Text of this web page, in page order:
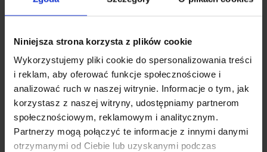
Niniejsza strona korzysta z plików cookie
Wykorzystujemy pliki cookie do spersonalizowania treści
i reklam, aby oferować funkcje społecznościowe i
analizować ruch w naszej witrynie. Informacje o tym, jak
korzystasz z naszej witryny, udostępniamy partnerom
społecznościowym, reklamowym i analitycznym.
Partnerzy mogą połączyć te informacje z innymi danymi
otrzymanymi od Ciebie lub uzyskanymi podczas
Przyjmowanie kolagenu rybiegoprzez 3
miesiące pozytywnie wpływa na wygląd Twoich
włosów ,skóryipaznokci
. Kolagen to również
sprzymierzeniecstawów,kościi mięśni
– abyś
była sprawna i aktywna jak najdłużej. A jeszcze
jak możesz go smacznie wkomponować do
posiłku… Mmm.